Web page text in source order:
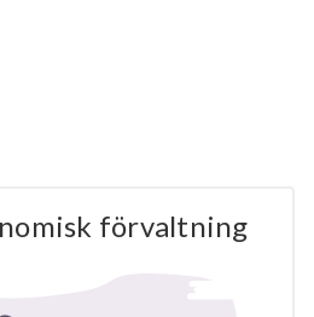
förvaltning